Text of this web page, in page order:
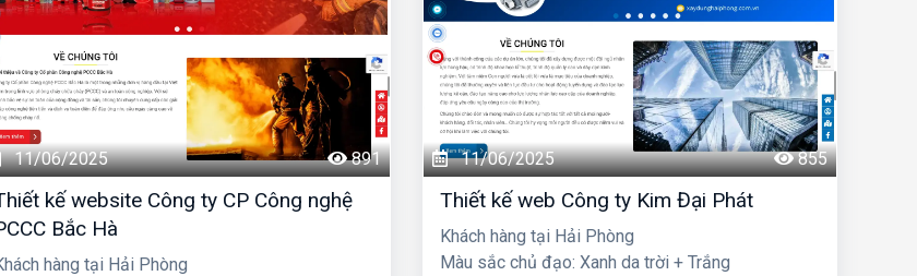
11/06/2025 891
kế website Công ty CP Công nghệ
Bắc Hà
hàng tại Hải Phòng
11/06/2025 855
Thiết kế web Công ty Kim Đại Phát
Khách hàng tại Hải Phòng
Màu sắc chủ đạo: Xanh da trời + Trắng